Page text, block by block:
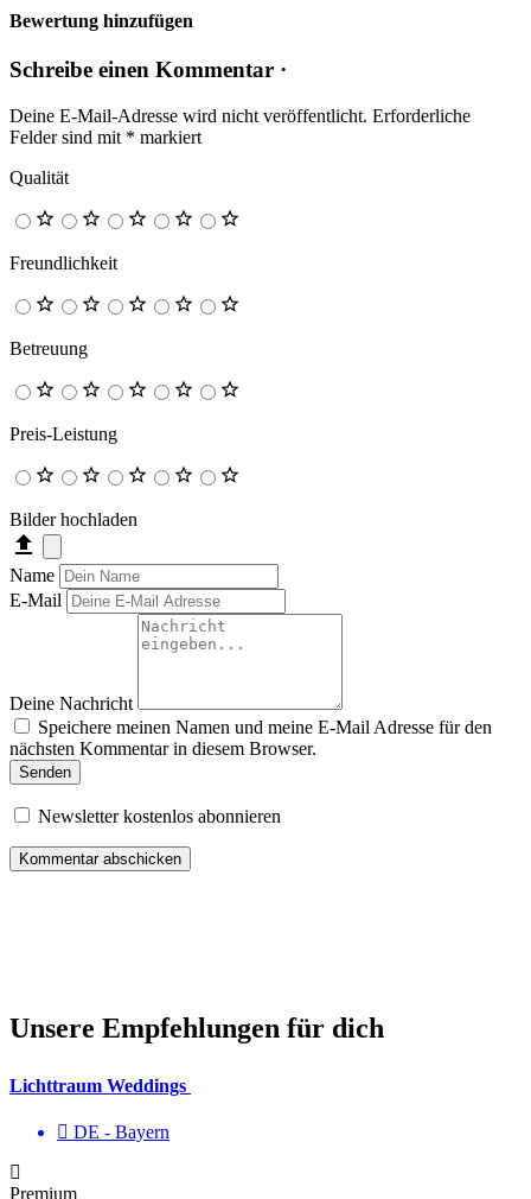
Bewertung hinzufügen
Schreibe einen Kommentar ·
Deine E-Mail-Adresse wird nicht veröffentlicht. Erforderliche
Felder sind mit * markiert
Qualität
Freundlichkeit
Betreuung
Preis-Leistung
Bilder hochladen
Name
E-Mail
Deine Nachricht
Speichere meinen Namen und meine E-Mail Adresse für den
nächsten Kommentar in diesem Browser.
Senden
Newsletter kostenlos abonnieren
Unsere Empfehlungen für dich
Lichttraum Weddings
DE - Bayern
Premium